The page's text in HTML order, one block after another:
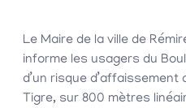
Le Maire de la ville de
informe les usagers du
d’un risque
Tigre, sur 800 mètres